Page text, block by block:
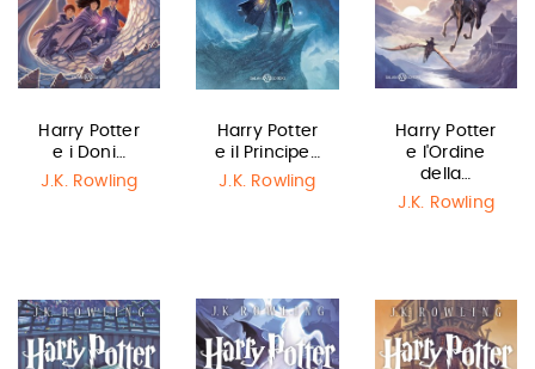
Harry Potter
e i Doni…
J.K. Rowling
Harry Potter
e il Principe…
J.K. Rowling
Harry Potter
e l'Ordine
della…
J.K. Rowling